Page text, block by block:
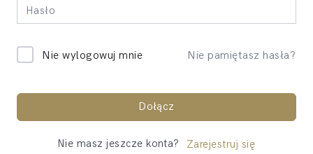
Nie wylogowuj mnie Nie pamiętasz hasła?
Dołącz
Nie masz jeszcze konta? Zarejestruj się